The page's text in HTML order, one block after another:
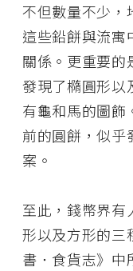
不但數量不少，
這些鉛餅與流寓
關係。更重要的
發現了橢圓形以
有龜和馬的圖飾
前的圓餅，似乎
案。
至此，錢幣界有
形以及方形的三
書．食貨志》中